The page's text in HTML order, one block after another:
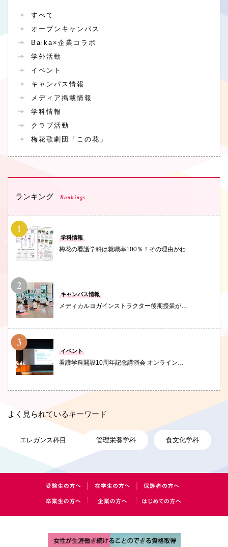
すべて
オープンキャンパス
Baika×企業コラボ
学外活動
イベント
キャンパス情報
メディア掲載情報
学科情報
クラブ活動
梅花歌劇団「この花」
ランキング Rankings
学科情報
梅花の看護学科は就職率100％！その理由がわ…
キャンパス情報
メディカルヨガインストラクター後期授業が…
イベント
看護学科開設10周年記念講演会 オンライン…
よく見られているキーワード
エレガンス科目 管理栄養学科 食文化学科